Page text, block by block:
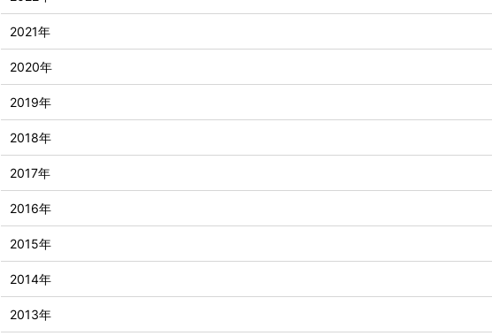
2021年
2020年
2019年
2018年
2017年
2016年
2015年
2014年
2013年